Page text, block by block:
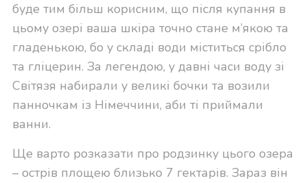
буде тим більш корисним, що після купання в
цьому озері ваша шкіра точно стане м’якою та
гладенькою, бо у складі води міститься срібло
та гліцерин. За легендою, у давні часи воду зі
Світязя набирали у великі бочки та возили
панночкам із Німеччини, аби ті приймали
ванни.
Ще варто розказати про родзинку цього озера
– острів площею близько 7 гектарів. Зараз він